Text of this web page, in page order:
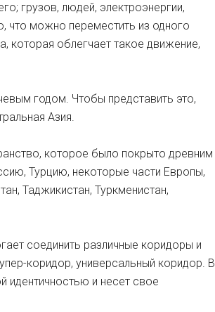
грузов, людей, электроэнергии,
что можно переместить из одного
которая облегчает такое движение,
годом. Чтобы представить это,
Азия.
которое было покрыто древним
Турцию, некоторые части Европы,
Таджикистан, Туркменистан,
соединить различные коридоры и
коридор, универсальный коридор. В
идентичностью и несет свое